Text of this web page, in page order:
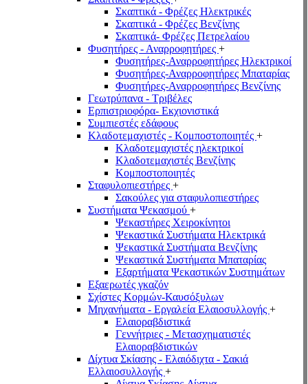
Σκαπτικά - Φρέζες Ηλεκτρικές
Σκαπτικά - Φρέζες Βενζίνης
Σκαπτικά- Φρέζες Πετρελαίου
Φυσητήρες - Αναρροφητήρες +
Φυσητήρες-Αναρροφητήρες Ηλεκτρικοί
Φυσητήρες-Αναρροφητήρες Μπαταρίας
Φυσητήρες-Αναρροφητήρες Βενζίνης
Γεωτρύπανα - Τριβέλες
Ερπιστριοφόρα- Εκχιονιστικά
Συμπιεστές εδάφους
Κλαδοτεμαχιστές - Κομποστοποιητές +
Κλαδοτεμαχιστές ηλεκτρικοί
Κλαδοτεμαχιστές Βενζίνης
Κομποστοποιητές
Σταφυλοπιεστήρες +
Σακούλες για σταφυλοπιεστήρες
Συστήματα Ψεκασμού +
Ψεκαστήρες Χειροκίνητοι
Ψεκαστικά Συστήματα Ηλεκτρικά
Ψεκαστικά Συστήματα Βενζίνης
Ψεκαστικά Συστήματα Μπαταρίας
Εξαρτήματα Ψεκαστικών Συστημάτων
Εξαερωτές γκαζόν
Σχίστες Κορμών-Καυσόξυλων
Μηχανήματα - Εργαλεία Ελαιοσυλλογής +
Ελαιοραβδιστικά
Γεννήτριες - Μετασχηματιστές
Ελαιοραβδιστικών
Δίχτυα Σκίασης - Ελαιόδιχτα - Σακιά
Ελλαιοσυλλογής +